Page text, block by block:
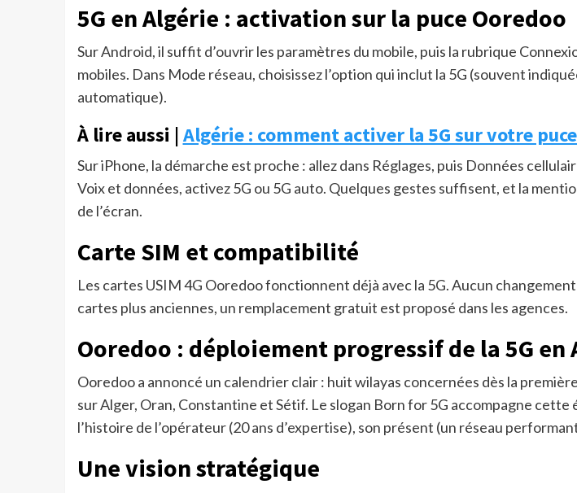
5G en Algérie : activation sur la puce Ooredoo
Sur Android, il suffit d’ouvrir les paramètres du mobile, puis la rubrique
mobiles. Dans Mode réseau, choisissez l’option qui inclut la 5G (souvent
automatique).
À lire aussi |Algérie : comment activer la 5G sur votre
Sur iPhone, la démarche est proche : allez dans Réglages, puis Données
Voix et données, activez 5G ou 5G auto. Quelques gestes suffisent, et la
de l’écran.
Carte SIM et compatibilité
Les cartes USIM 4G Ooredoo fonctionnent déjà avec la 5G. Aucun
cartes plus anciennes, un remplacement gratuit est proposé dans les agences.
Ooredoo : déploiement progressif de la 5G en
Ooredoo a annoncé un calendrier clair : huit wilayas concernées dès la
sur Alger, Oran, Constantine et Sétif. Le slogan Born for 5G accompagne cette
l’histoire de l’opérateur (20 ans d’expertise), son présent (un réseau
Une vision stratégique